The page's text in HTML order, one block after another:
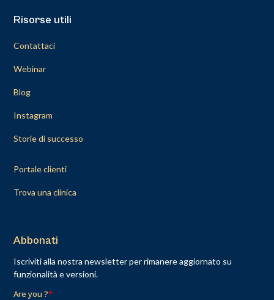
Risorse utili
Contattaci
Webinar
Blog
Instagram
Storie di successo
Portale clienti
Trova una clinica
Abbonati
Iscriviti alla nostra newsletter per rimanere aggiornato su
funzionalità e versioni.